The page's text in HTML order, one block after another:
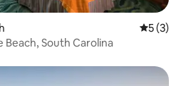
5 av 5 i
5 (3)
South Carolina